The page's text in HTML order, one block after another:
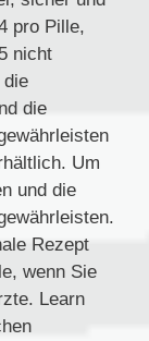
pro Pille,
nicht
die
die
Um
und die
Rezept
wenn Sie
Learn